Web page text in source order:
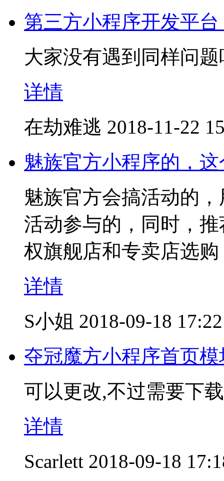
第三方小程序开发平
大家没有遇到同样问题
详情
在劫难逃 2018-11-22
魅族官方小程序的，
魅族官方会搞活动的
活动参与的，同时，
权旗舰店和专卖店选
详情
S小姐 2018-09-18 17:22
夺冠魔方小程序首页
可以更改,不过需要下
详情
Scarlett 2018-09-18